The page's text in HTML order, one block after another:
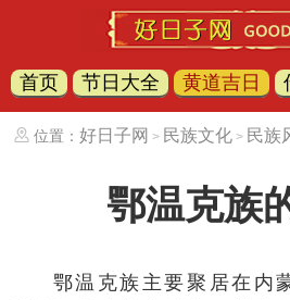
首页 节日大全 黄道吉日
位置： 好日子网 > 民族文化> 民族
鄂温克族
鄂温克族主要聚居在内